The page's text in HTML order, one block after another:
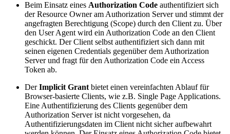
Beim Einsatz eines Authorization Code authentifiziert sich
der Resource Owner am Authorization Server und stimmt der
angefragten Berechtigung (Scope) durch den Client zu. Über
den User Agent wird ein Authorization Code an den Client
geschickt. Der Client selbst authentifiziert sich dann mit
seinen eigenen Credentials gegenüber dem Authorization
Server und fragt für den Authorization Code ein Access
Token ab.
DerImplicit Grant bietet einen vereinfachten Ablauf für
Browser-basierte Clients, wie z.B. Single Page Applications.
Eine Authentifizierung des Clients gegenüber dem
Authorization Server ist nicht vorgesehen, da
Authentifizierungsdaten im Client nicht sicher aufbewahrt